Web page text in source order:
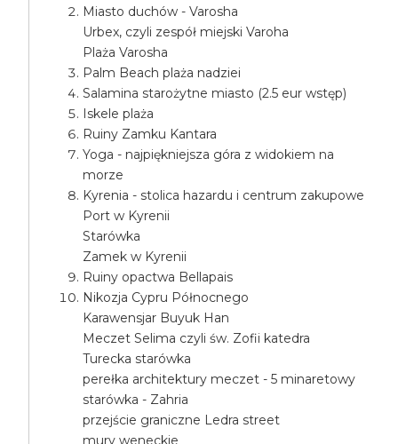
Miasto duchów - Varosha
Urbex, czyli zespół miejski Varoha
Plaża Varosha
Palm Beach plaża nadziei
Salamina starożytne miasto (2.5 eur wstęp)
Iskele plaża
Ruiny Zamku Kantara
Yoga - najpiękniejsza góra z widokiem na
morze
Kyrenia - stolica hazardu i centrum zakupowe
Port w Kyrenii
Starówka
Zamek w Kyrenii
Ruiny opactwa Bellapais
Nikozja Cypru Północnego
Karawensjar Buyuk Han
Meczet Selima czyli św. Zofii katedra
Turecka starówka
perełka architektury meczet - 5 minaretowy
starówka - Zahria
przejście graniczne Ledra street
mury weneckie